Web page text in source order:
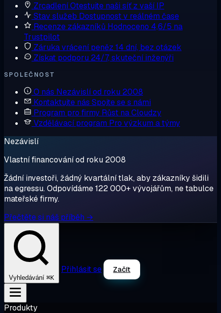
ZrcadleníOtestujte naši síť z vaší IP
Stav služeb Dostupnost v reálném čase
Recenze zákazníků Hodnoceno 4,6/5 na
Trustpilot
Záruka vrácení peněz 14 dní, bez otázek
Získat podporu 24/7, skuteční inženýři
SPOLEČNOST
O nás Nezávislí od roku 2008
Kontaktujte nás Spojte se s námi
Program pro firmy Růst na Cloudzy
Vzdělávací program Pro výzkum a týmy
Nezávislí
Vlastní financování od roku 2008
Žádní investoři, žádný kvartální tlak, aby zákazníky šidili
na egressu. Odpovídáme 122 000+ vývojářům, ne tabulce
mateřské firmy.
Přečtěte si náš příběh →
Vyhledávání ⌘K
Přihlásit se Začít
Produkty